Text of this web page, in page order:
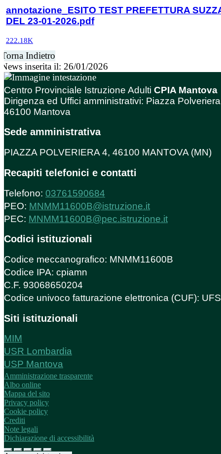
annotazione_ESITO TEST PREFETTURA
DEL 23-01-2026.pdf
222.18K
Torna Indietro
News inserita il: 26/01/2026
Centro Provinciale Istruzione Adulti CPIA Mantova
Dirigenza ed Uffici amministrativi: Piazza
46100 Mantova
Sede amministrativa
PIAZZA POLVERIERA 4, 46100 MANTOVA (MN)
Recapiti telefonici e contatti
Telefono: 03761590684
PEO: MNMM11600B@istruzione.it
PEC: MNMM11600B@pec.istruzione.it
Codici istituzionali
Codice meccanografico: MNMM11600B
Codice IPA: cpiamn
C.F. 93068650204
Codice univoco fatturazione elettronica (CUF):
Siti istituzionali
MIM
USR Lombardia
USP Mantova
Amministrazione trasparente
Albo online
Mappa del sito
Privacy policy
Cookie policy
Crediti
Note legali
Dichiarazione di accessibilità